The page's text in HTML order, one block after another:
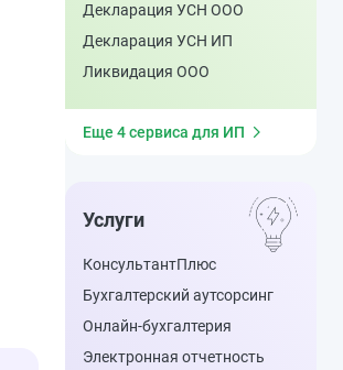
Декларация УСН ООО
Декларация УСН ИП
Ликвидация ООО
Еще 4 сервиса для ИП
Услуги
КонсультантПлюс
Бухгалтерский аутсорсинг
Онлайн-бухгалтерия
Электронная отчетность